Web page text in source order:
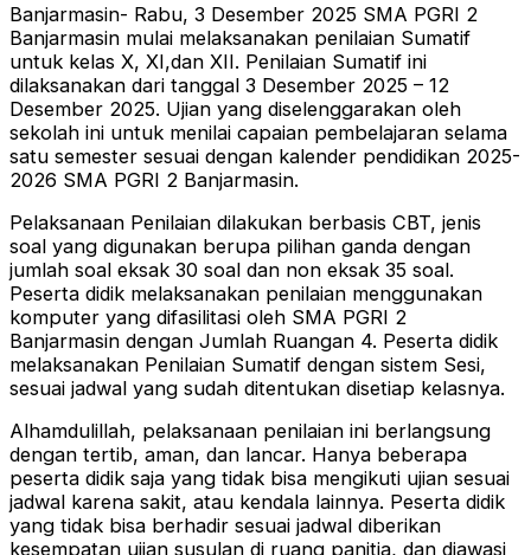
Banjarmasin- Rabu, 3 Desember 2025 SMA PGRI 2
Banjarmasin mulai melaksanakan penilaian Sumatif
untuk kelas X, XI,dan XII. Penilaian Sumatif ini
dilaksanakan dari tanggal 3 Desember 2025 – 12
Desember 2025. Ujian yang diselenggarakan oleh
sekolah ini untuk menilai capaian pembelajaran selama
satu semester sesuai dengan kalender pendidikan 2025-
2026 SMA PGRI 2 Banjarmasin.
Pelaksanaan Penilaian dilakukan berbasis CBT, jenis
soal yang digunakan berupa pilihan ganda dengan
jumlah soal eksak 30 soal dan non eksak 35 soal.
Peserta didik melaksanakan penilaian menggunakan
komputer yang difasilitasi oleh SMA PGRI 2
Banjarmasin dengan Jumlah Ruangan 4. Peserta didik
melaksanakan Penilaian Sumatif dengan sistem Sesi,
sesuai jadwal yang sudah ditentukan disetiap kelasnya.
Alhamdulillah, pelaksanaan penilaian ini berlangsung
dengan tertib, aman, dan lancar. Hanya beberapa
peserta didik saja yang tidak bisa mengikuti ujian sesuai
jadwal karena sakit, atau kendala lainnya. Peserta didik
yang tidak bisa berhadir sesuai jadwal diberikan
kesempatan ujian susulan di ruang panitia, dan diawasi